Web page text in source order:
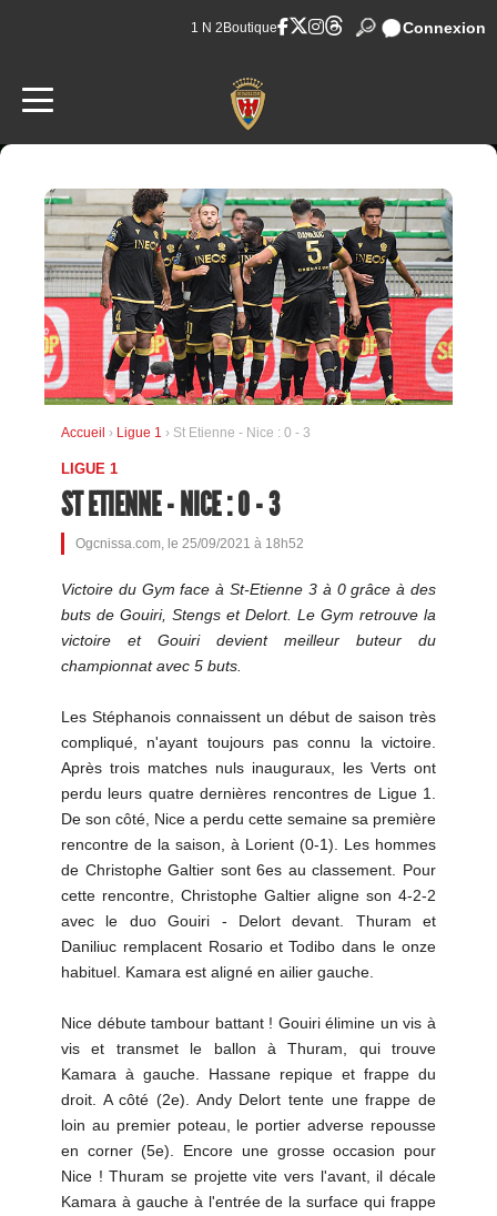
1 N 2 Boutique Connexion
Accueil › Ligue 1 › St Etienne - Nice : 0 - 3
LIGUE 1
ST ETIENNE - NICE : 0 - 3
Ogcnissa.com, le 25/09/2021 à 18h52
Victoire du Gym face à St-Etienne 3 à 0 grâce à des
buts de Gouiri, Stengs et Delort. Le Gym retrouve la
victoire et Gouiri devient meilleur buteur du
championnat avec 5 buts.
Les Stéphanois connaissent un début de saison très
compliqué, n'ayant toujours pas connu la victoire.
Après trois matches nuls inauguraux, les Verts ont
perdu leurs quatre dernières rencontres de Ligue 1.
De son côté, Nice a perdu cette semaine sa première
rencontre de la saison, à Lorient (0-1). Les hommes
de Christophe Galtier sont 6es au classement. Pour
cette rencontre, Christophe Galtier aligne son 4-2-2
avec le duo Gouiri - Delort devant. Thuram et
Daniliuc remplacent Rosario et Todibo dans le onze
habituel. Kamara est aligné en ailier gauche.
Nice débute tambour battant ! Gouiri élimine un vis à
vis et transmet le ballon à Thuram, qui trouve
Kamara à gauche. Hassane repique et frappe du
droit. A côté (2e). Andy Delort tente une frappe de
loin au premier poteau, le portier adverse repousse
en corner (5e). Encore une grosse occasion pour
Nice ! Thuram se projette vite vers l'avant, il décale
Kamara à gauche à l'entrée de la surface qui frappe